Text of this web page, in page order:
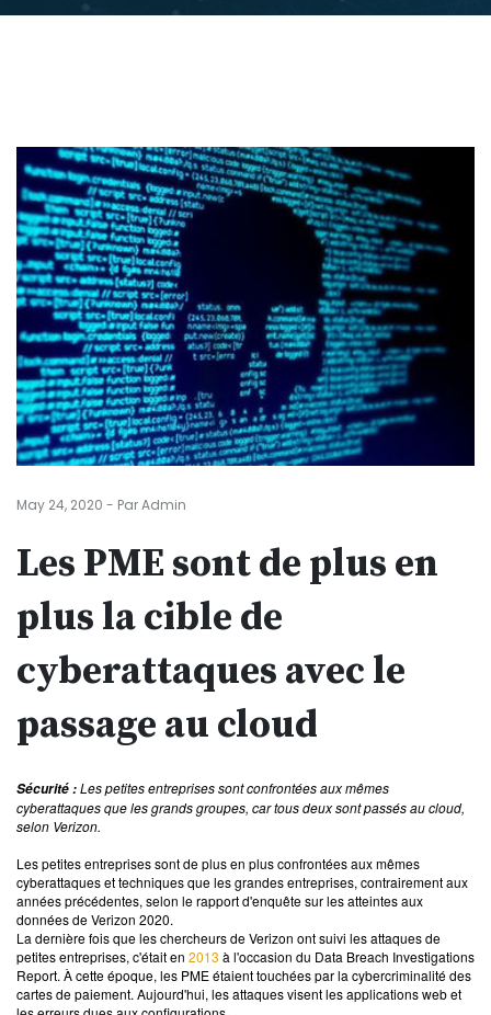
May 24, 2020 - Par Admin
Les PME sont de plus en
plus la cible de
cyberattaques avec le
passage au cloud
Sécurité :Les petites entreprises sont confrontées aux mêmes
cyberattaques que les grands groupes, car tous deux sont passés au cloud,
selon Verizon.
Les petites entreprises sont de plus en plus confrontées aux mêmes
cyberattaques et techniques que les grandes entreprises, contrairement aux
années précédentes, selon le rapport d'enquête sur les atteintes aux
données de Verizon 2020.
La dernière fois que les chercheurs de Verizon ont suivi les attaques de
petites entreprises, c'était en 2013 à l'occasion du Data Breach Investigations
Report. À cette époque, les PME étaient touchées par la cybercriminalité des
cartes de paiement. Aujourd'hui, les attaques visent les applications web et